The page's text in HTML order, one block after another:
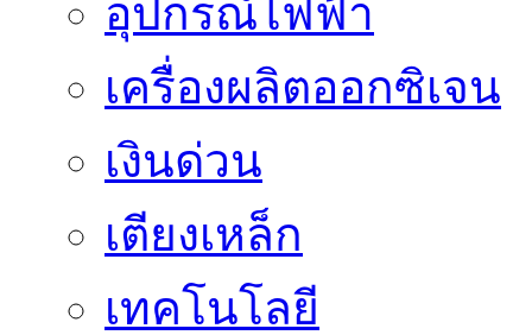
อุปกรณ์ไฟฟ้า
เครื่องผลิตออกซิเจน
เงินด่วน
เตียงเหล็ก
เทคโนโลยี